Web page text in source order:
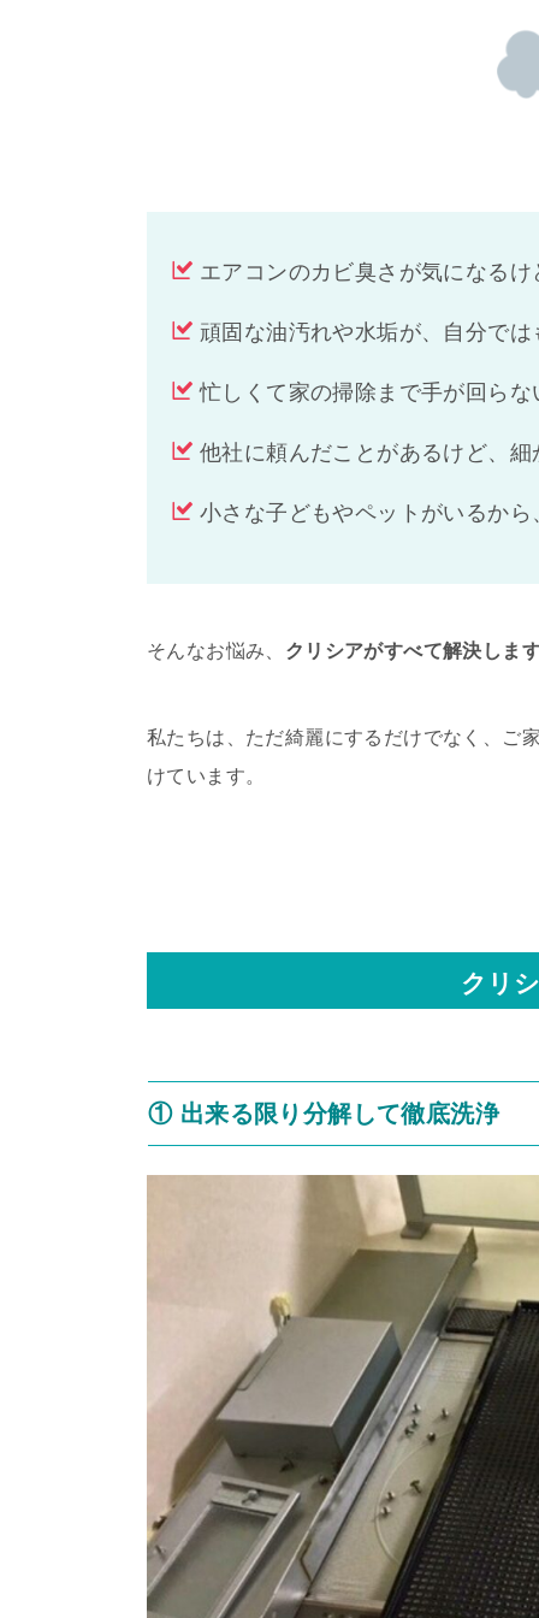
エアコンのカビ臭さが気になる
頑固な油汚れや水垢が、自分で
忙しくて家の掃除まで手が回らな
他社に頼んだことがあるけど、
小さな子どもやペットがいるか
そんなお悩み、 クリシアがすべて解決しま
私たちは、ただ綺麗にするだけでなく、ご
けています。
クリ
① 出来る限り分解して徹底洗浄